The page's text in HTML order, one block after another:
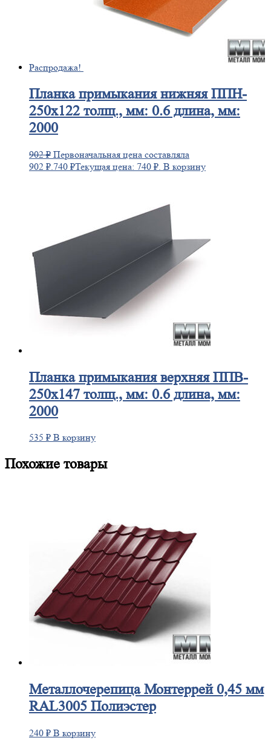
Распродажа!
Планкапримыкания нижняя ППН-
250х122 толщ., мм: 0.6 длина, мм:
2000
902₽ Первоначальная цена составляла
902 ₽. 740 ₽Текущая цена: 740 ₽. В корзину
Планкапримыкания верхняя ППВ-
250х147 толщ., мм: 0.6 длина, мм:
2000
535 ₽ В корзину
Похожие товары
МеталлочерепицаМонтеррей 0,45 мм
RAL3005 Полиэстер
240 ₽ В корзину